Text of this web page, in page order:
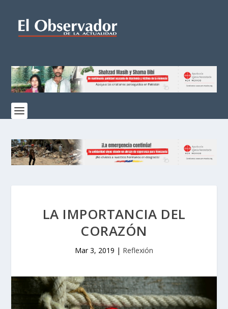
LA IMPORTANCIA DEL
CORAZÓN
Mar 3, 2019 | Reflexión